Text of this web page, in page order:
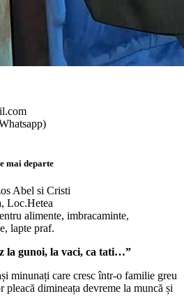
mai departe
Abel si Cristi
Loc.Hetea
alimente, imbracaminte,
lapte praf.
la gunoi, la vaci, ca tati…”
minunați care cresc într-o familie greu
pleacă dimineața devreme la muncă și